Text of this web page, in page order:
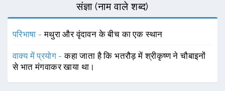
संज्ञा (नाम वाले शब्द)
परिभाषा -मथुरा और वृंदावन के बीच का एक स्थान
वाक्य में प्रयोग -कहा जाता है कि भतरौड़ में श्रीकृष्ण ने चौबाइनों
से भात मंगवाकर खाया था।